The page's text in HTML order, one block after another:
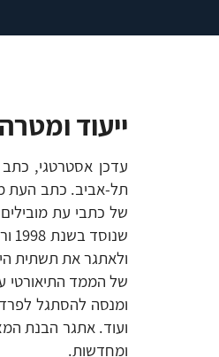
ייעוד ומטרה
עדכן אסטרטגי, כתב
של כתבי עת
ולאתגר את תשתית
של הממד התיאורטי
ומנסה להסתגל
ועוד. אתגר הבנת
ומחדשות.